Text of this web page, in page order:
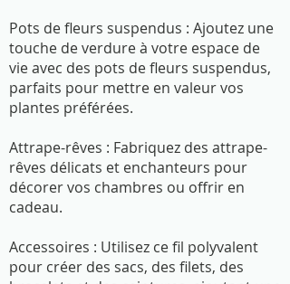
Pots de fleurs suspendus : Ajoutez une
touche de verdure à votre espace de
vie avec des pots de fleurs suspendus,
parfaits pour mettre en valeur vos
plantes préférées.
Attrape-rêves : Fabriquez des attrape-
rêves délicats et enchanteurs pour
décorer vos chambres ou offrir en
cadeau.
Accessoires : Utilisez ce fil polyvalent
pour créer des sacs, des filets, des